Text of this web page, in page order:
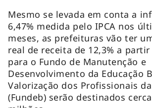
Mesmo se levada em conta a
6,47% medida pelo IPCA nos
meses, as prefeituras vão ter
real de receita de 12,3% a partir
para o Fundo de Manutenção e
Desenvolvimento da Educação
Valorização dos Profissionais
(Fundeb) serão destinados